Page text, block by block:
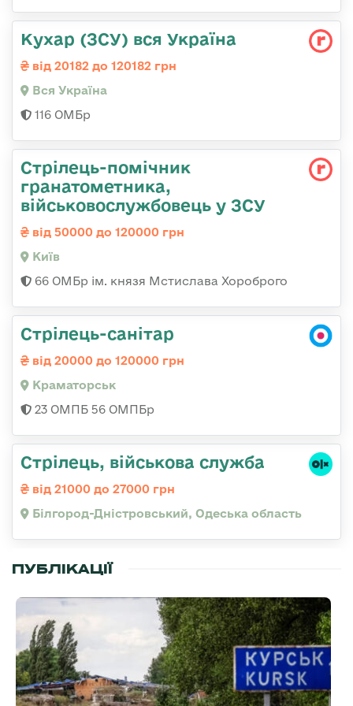
Кухар (ЗСУ) вся Україна
від 20182 до 120182 грн
Вся Україна
116 ОМБр
Стрілець-помічник
гранатометника,
військовослужбовець у ЗСУ
від 50000 до 120000 грн
Київ
66 ОМБр ім. князя Мстислава Хороброго
Стрілець-санітар
від 20000 до 120000 грн
Краматорськ
23 ОМПБ 56 ОМПБр
Стрілець, військова служба
від 21000 до 27000 грн
Білгород-Дністровський, Одеська область
ПУБЛІКАЦІЇ